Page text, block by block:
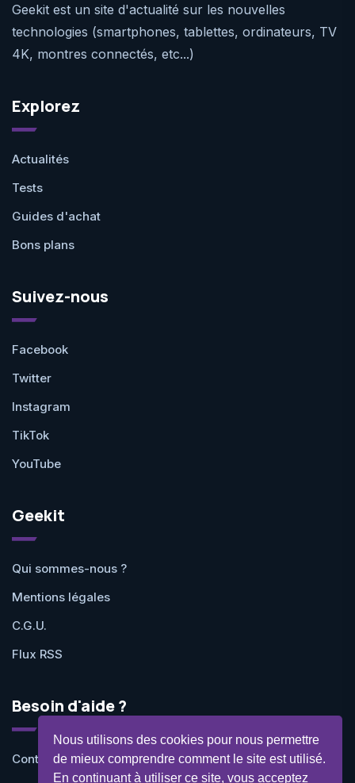
Nous utilisons des cookies pour nous permettre
de mieux comprendre comment le site est utilisé.
En continuant à utiliser ce site, vous acceptez
Geekit est un site d'actualité sur les nouvelles
technologies (smartphones, tablettes, ordinateurs, TV
4K, montres connectés, etc...)
Explorez
Actualités
Tests
Guides d'achat
Bons plans
Suivez-nous
Facebook
Twitter
Instagram
TikTok
YouTube
Geekit
Qui sommes-nous ?
Mentions légales
C.G.U.
Flux RSS
Besoin d'aide ?
Contactez-nous